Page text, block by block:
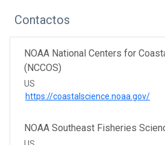
Contactos
NOAA National Centers for
(NCCOS)
US
https://coastalscience.noaa.gov/
NOAA Southeast Fisheries